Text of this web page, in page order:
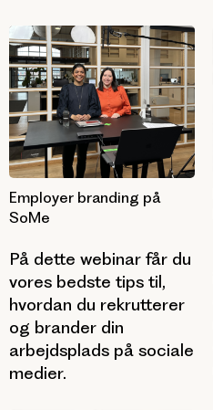
Employer branding på
SoMe
På dette webinar får du
vores bedste tips til,
hvordan du rekrutterer
og brander din
arbejdsplads på sociale
medier.